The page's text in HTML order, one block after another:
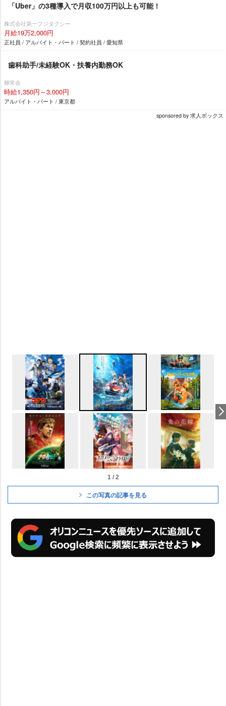
「Uber」の3種導入で月収100万円以上も可能！
株式会社第一フジタクシー
月給19万2,000円
正社員 / アルバイト・パート / 契約社員 / 愛知県
歯科助手/未経験OK・扶養内勤務OK
輝常会
時給1,350円～3,000円
アルバイト・パート / 東京都
sponsored by 求人ボックス
1 / 2
この写真の記事を見る